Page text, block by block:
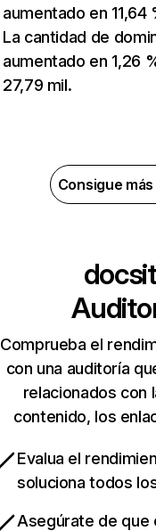
aumentado en 11,64
La cantidad de
aumentado en 1,26
27,79 mil.
Consigue
Comprueba el
con una auditoría
relacionados con
contenido, los
Evalua el
soluciona todos
Asegúrate de que